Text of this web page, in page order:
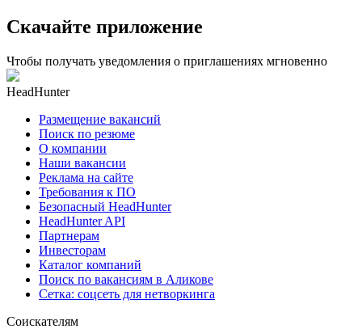
Скачайте приложение
Чтобы получать уведомления о приглашениях мгновенно
HeadHunter
Размещение вакансий
Поиск по резюме
О компании
Наши вакансии
Реклама на сайте
Требования к ПО
Безопасный HeadHunter
HeadHunter API
Партнерам
Инвесторам
Каталог компаний
Поиск по вакансиям в Аликове
Сетка: соцсеть для нетворкинга
Соискателям